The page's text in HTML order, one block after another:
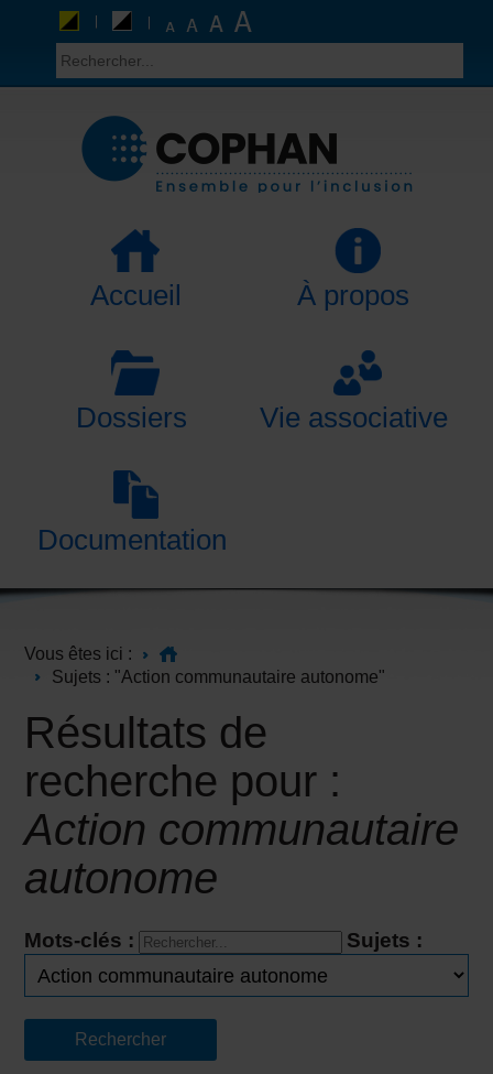
Accueil À propos
Dossiers Vie associative
Documentation
Vous êtes ici :
Sujets : "Action communautaire autonome"
Résultats de
recherche pour :
Action communautaire
autonome
Mots-clés : Sujets :